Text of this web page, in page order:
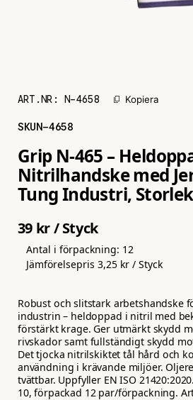
ART.NR:N-4658 Kopiera
SKUN-4658
Grip N-465 –
Nitrilhandske med
Tung Industri,
39 kr/ Styck
Antal i förpackning: 12
Jämförelsepris 3,25 kr/ Styck
Robust och slitstark arbetshandske
industrin – heldoppad i nitril med
förstärkt krage. Ger utmärkt skydd
rivskador samt fullständigt skydd
Det tjocka nitrilskiktet tål hård och
användning i krävande miljöer.
tvättbar. Uppfyller EN ISO
10, förpackad 12 par/förpackning.